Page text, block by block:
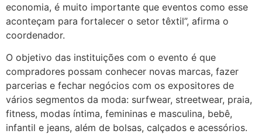
economia, é muito importante que eventos como esse
aconteçam para fortalecer o setor têxtil”, afirma o
coordenador.
O objetivo das instituições com o evento é que
compradores possam conhecer novas marcas, fazer
parcerias e fechar negócios com os expositores de
vários segmentos da moda: surfwear, streetwear, praia,
fitness, modas íntima, femininas e masculina, bebê,
infantil e jeans, além de bolsas, calçados e acessórios.